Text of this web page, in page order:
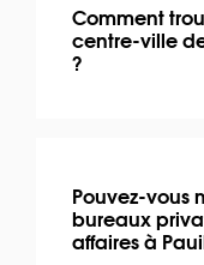
Comment
centre-ville
?
Pouvez-vous
bureaux
affaires à